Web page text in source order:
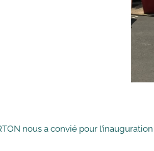
nous a convié pour